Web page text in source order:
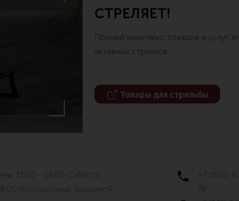
СТРЕЛЯЕТ!
Полный комплекс товаров и услуг
активных стрелков.
Товары для стрельбы
11:00 - 19:00 Суббота:
Воскресенье: выходной
+7 (800)
78